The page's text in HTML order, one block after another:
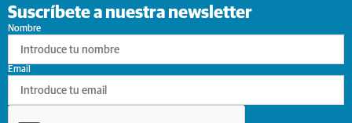
Suscríbete a nuestra newsletter
Nombre
Email